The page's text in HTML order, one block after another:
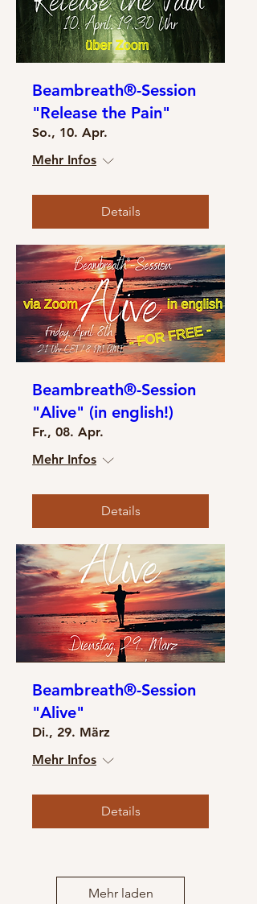
Beambreath®-Session
"Release the Pain"
So., 10. Apr.
Mehr Infos
Details
Beambreath®-Session
"Alive" (in english!)
Fr., 08. Apr.
Mehr Infos
Details
Beambreath®-Session
"Alive"
Di., 29. März
Mehr Infos
Details
Mehr laden